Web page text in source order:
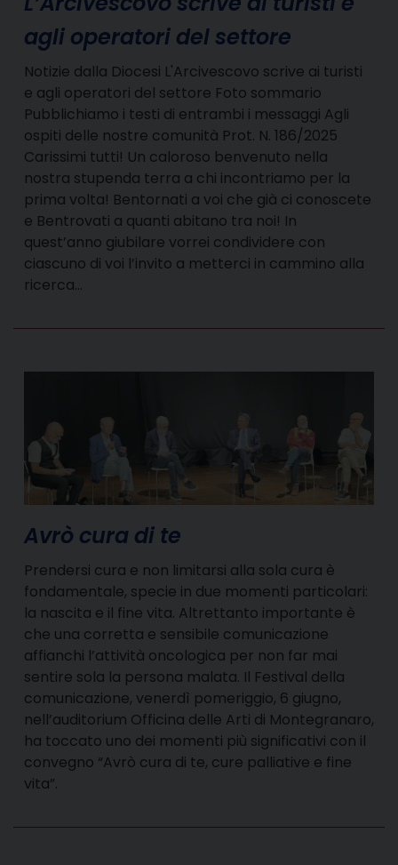
agli operatori del settore
Notizie dalla Diocesi L'Arcivescovo scrive ai turisti
e agli operatori del settore Foto sommario
Pubblichiamo i testi di entrambi i messaggi Agli
ospiti delle nostre comunità Prot. N. 186/2025
Carissimi tutti! Un caloroso benvenuto nella
nostra stupenda terra a chi incontriamo per la
prima volta! Bentornati a voi che già ci conoscete
e Bentrovati a quanti abitano tra noi! In
quest’anno giubilare vorrei condividere con
ciascuno di voi l’invito a metterci in cammino alla
ricerca…
Avrò cura di te
Prendersi cura e non limitarsi alla sola cura è
fondamentale, specie in due momenti particolari:
la nascita e il fine vita. Altrettanto importante è
che una corretta e sensibile comunicazione
affianchi l’attività oncologica per non far mai
sentire sola la persona malata. Il Festival della
comunicazione, venerdì pomeriggio, 6 giugno,
nell’auditorium Officina delle Arti di Montegranaro,
ha toccato uno dei momenti più significativi con il
convegno “Avrò cura di te, cure palliative e fine
vita”.